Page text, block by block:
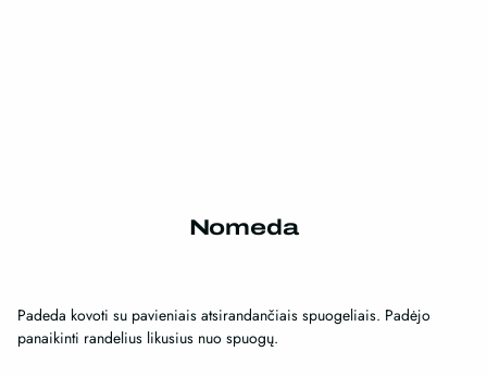
Nomeda
Padeda kovoti su pavieniais atsirandančiais spuogeliais. Padėjo
panaikinti randelius likusius nuo spuogų.